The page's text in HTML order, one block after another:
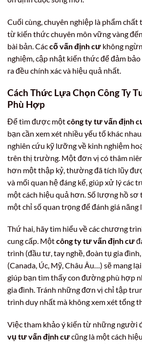
Cuối cùng, chuyên nghiệp là phẩm chất
từ kiến thức chuyên môn vững vàng
bài bản. Cáccố vấn định cư không
nghiệm, cập nhật kiến thức để đảm
ra đều chính xác và hiệu quả nhất.
Cách Thức Lựa Chọn Công Ty
Phù Hợp
Để tìm được mộtcông ty tư vấn định
bạn cần xem xét nhiều yếu tố khác
nghiên cứu kỹ lưỡng về kinh nghiệm
trên thị trường. Một đơn vị có thâm
hơn một thập kỷ, thường đã tích lũy
và mối quan hệ đáng kể, giúp xử lý các
một cách hiệu quả hơn. Số lượng hồ sơ
một chỉ số quan trọng để đánh giá năng
Thứ hai, hãy tìm hiểu về các chương
cung cấp. Mộtcông ty tư vấn định cư
trình (đầu tư, tay nghề, đoàn tụ gia đình,
(Canada, Úc, Mỹ, Châu Âu…) sẽ mang
giúp bạn tìm thấy con đường phù hợp
gia đình. Tránh những đơn vị chỉ tập
trình duy nhất mà không xem xét tổng
Việc tham khảo ý kiến từ những người
vụ tư vấn định cưcũng là một cách